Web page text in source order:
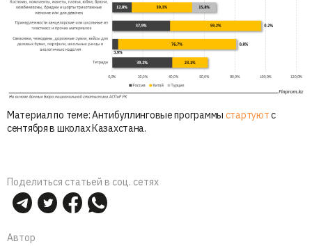
Материал по теме: Антибуллинговые программы стартуютс
сентября в школах Казахстана.
Поделиться статьей в соц. сетях
Автор